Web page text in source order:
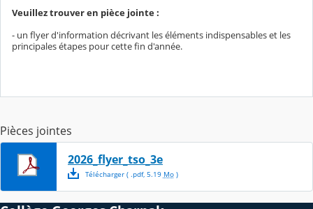
Veuillez trouver en pièce jointe :
- un flyer d'information décrivant les éléments indispensables et les
principales étapes pour cette fin d'année.
Pièces jointes
2026_flyer_tso_3e
Télécharger( .pdf, 5.19 Mo)